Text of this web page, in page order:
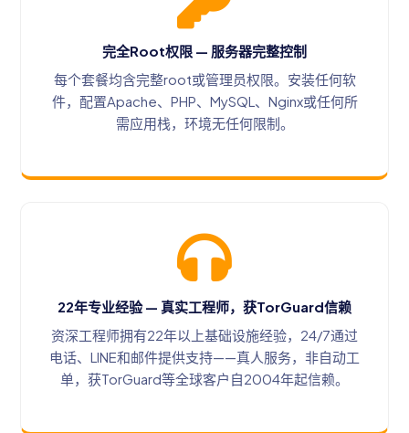
完全Root权限 — 服务器完整控制
每个套餐均含完整root或管理员权限。安装任何软
件，配置Apache、PHP、MySQL、Nginx或任何所
需应用栈，环境无任何限制。
22年专业经验 — 真实工程师，获TorGuard信赖
资深工程师拥有22年以上基础设施经验，24/7通过
电话、LINE和邮件提供支持——真人服务，非自动工
单，获TorGuard等全球客户自2004年起信赖。